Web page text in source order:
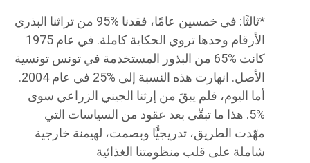
*​ثالثًا: في خمسين عامًا، فقدنا %95 من تراثنا البذري
الأرقام وحدها تروي الحكاية كاملة. في عام 1975
كانت %65 من البذور المستخدمة في تونس تونسية
الأصل. انهارت هذه النسبة إلى %25 في عام 2004.
أما اليوم، فلم يبقَ من إرثنا الجيني الزراعي سوى
%5. هذا ما تبقّى بعد عقود من السياسات التي
مهّدت الطريق، تدريجيًّا وبصمت، لهيمنة خارجية
شاملة على قلب منظومتنا الغذائية